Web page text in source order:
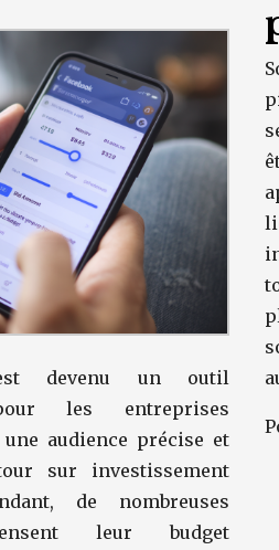
devenu un outil
les entreprises
audience précise et
sur investissement
de nombreuses
leur budget